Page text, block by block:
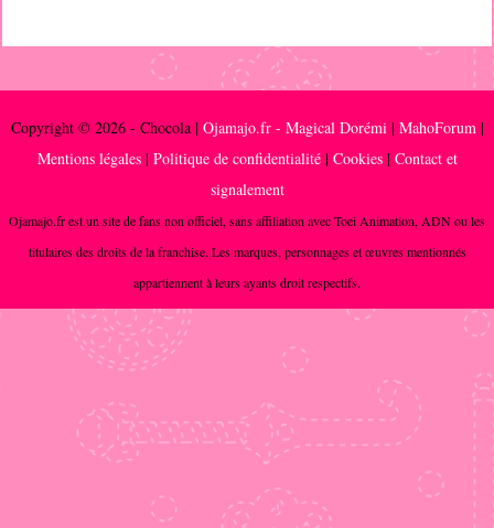
Copyright © 2026 - Chocola | Ojamajo.fr - Magical Dorémi| MahoForum|
Mentions légales| Politique de confidentialité| Cookies| Contact et
signalement
Ojamajo.fr est un site de fans non officiel, sans affiliation avec Toei Animation, ADN ou les
titulaires des droits de la franchise. Les marques, personnages et œuvres mentionnés
appartiennent à leurs ayants droit respectifs.